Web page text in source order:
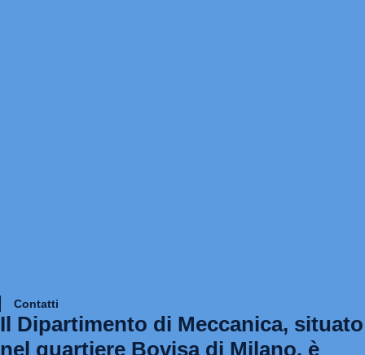
Contatti
Il Dipartimento di Meccanica, situato
nel quartiere Bovisadi Milano, è